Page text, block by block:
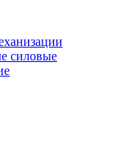
силовые